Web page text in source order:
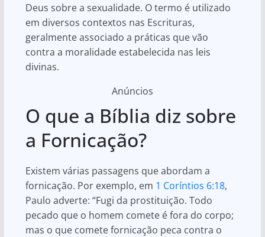
Deus sobre a sexualidade. O termo é utilizado
em diversos contextos nas Escrituras,
geralmente associado a práticas que vão
contra a moralidade estabelecida nas leis
divinas.
Anúncios
O que a Bíblia diz sobre
a Fornicação?
Existem várias passagens que abordam a
fornicação. Por exemplo, em 1 Coríntios 6:18,
Paulo adverte: “Fugi da prostituição. Todo
pecado que o homem comete é fora do corpo;
mas o que comete fornicação peca contra o